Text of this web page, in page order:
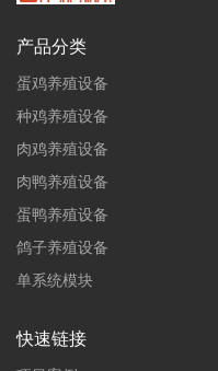
产品分类
蛋鸡养殖设备
种鸡养殖设备
肉鸡养殖设备
肉鸭养殖设备
蛋鸭养殖设备
鸽子养殖设备
单系统模块
快速链接